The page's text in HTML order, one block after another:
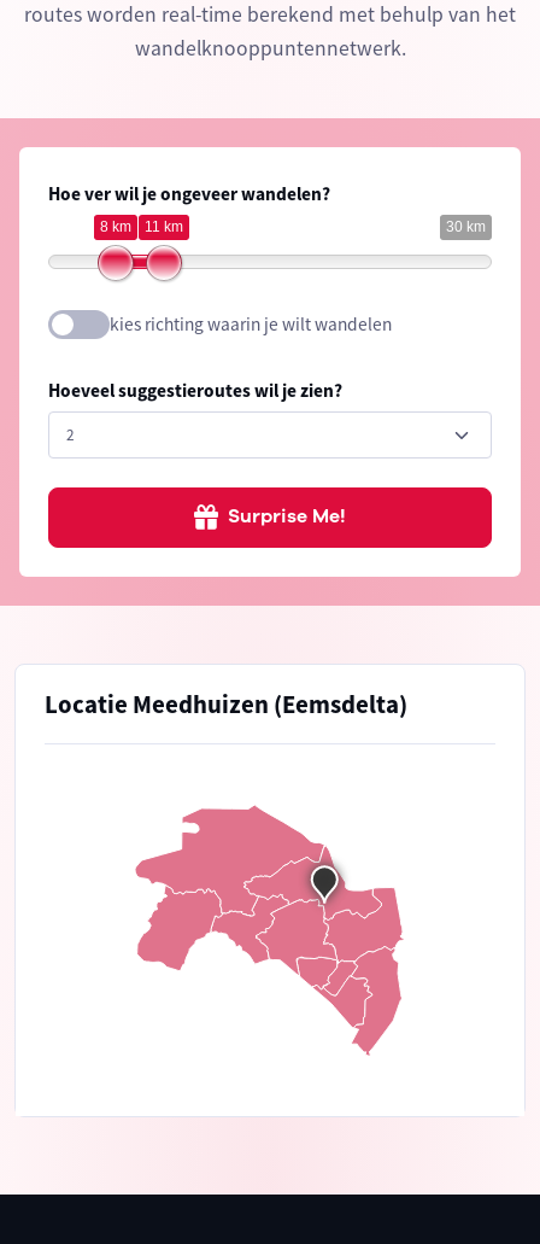
routes worden real-time berekend met behulp van het
wandelknooppuntennetwerk.
Hoe ver wil je ongeveer wandelen?
30 km
8 km 11 km
kies richting waarin je wilt wandelen
Hoeveel suggestieroutes wil je zien?
Surprise Me!
Locatie Meedhuizen (Eemsdelta)